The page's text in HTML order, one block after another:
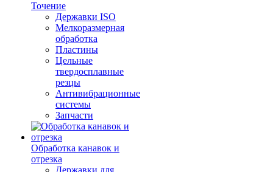
Точение
Державки ISO
Мелкоразмерная
обработка
Пластины
Цельные
твердосплавные
резцы
Антивибрационные
системы
Запчасти
Обработка канавок и
отрезка
Державки для